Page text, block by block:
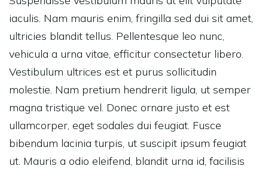
iaculis. Nam mauris enim, fringilla sed dui sit amet,
ultricies blandit tellus. Pellentesque leo nunc,
vehicula a urna vitae, efficitur consectetur libero.
Vestibulum ultrices est et purus sollicitudin
molestie. Nam pretium hendrerit ligula, ut semper
magna tristique vel. Donec ornare justo et est
ullamcorper, eget sodales dui feugiat. Fusce
bibendum lacinia turpis, ut suscipit ipsum feugiat
ut. Mauris a odio eleifend, blandit urna id, facilisis